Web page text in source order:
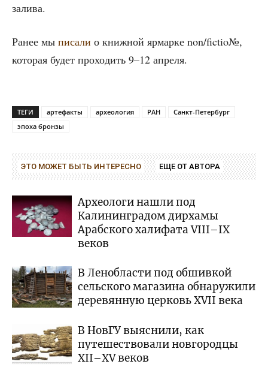
залива.
Ранее мы писа­ли о книж­ной ярмар­ке non/fictio№,
кото­рая будет про­хо­дить 9–12 апреля.
ТЕГИ артефакты археология РАН
Санкт-Петербург
эпоха бронзы
ЭТО МОЖЕТ БЫТЬ ИНТЕРЕСНО ЕЩЕ ОТ АВТОРА
Археологи нашли под
Калининградом дирхамы
Арабского халифата VIII–IX
веков
В Ленобласти под обшивкой
сельского магазина обнаружили
деревянную церковь XVII века
В НовГУ выяснили, как
путешествовали новгородцы
XII–XV веков